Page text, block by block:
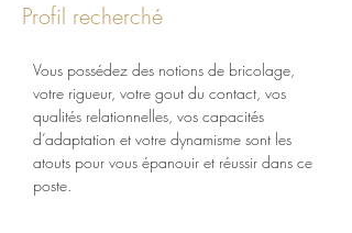
Profil recherché
Vous possédez des notions de bricolage,
votre rigueur, votre gout du contact, vos
qualités relationnelles, vos capacités
d’adaptation et votre dynamisme sont les
atouts pour vous épanouir et réussir dans ce
poste.